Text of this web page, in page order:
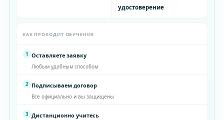
удостоверение
КАК ПРОХОДИТ ОБУЧЕНИЕ
1 Оставляете заявку
Любым удобным способом
2 Подписываем договор
Все официально и вы защищены
3 Дистанционно учитесь